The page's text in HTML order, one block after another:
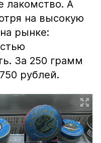
лакомство. А
на высокую
рынке:
За 250 грамм
рублей.